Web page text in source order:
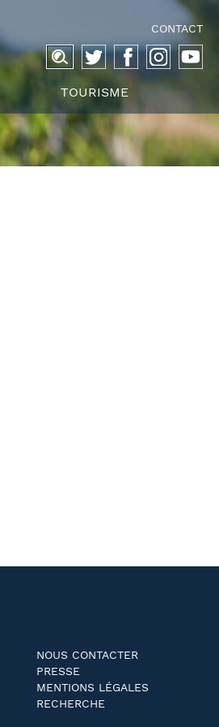
CONTACT
Recherche
pour :
TOURISME
NOUS CONTACTER
PRESSE
MENTIONS LÉGALES
RECHERCHE